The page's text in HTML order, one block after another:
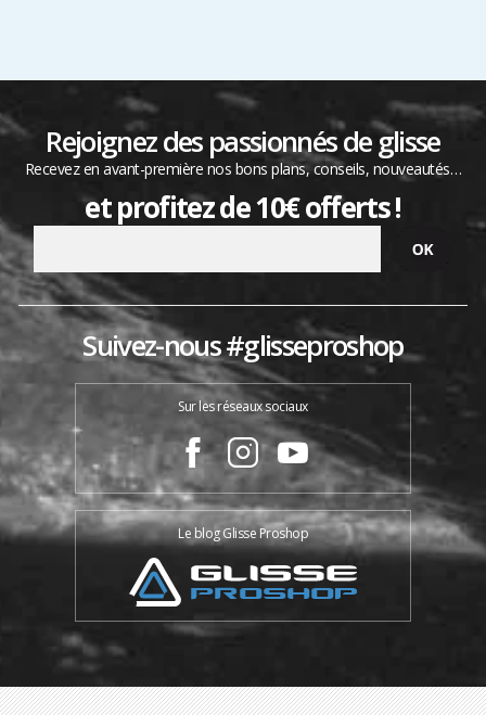
Rejoignez des passionnés de glisse
Recevez en avant-première nos bons plans, conseils, nouveautés…
et profitez de 10€ offerts !
Suivez-nous #glisseproshop
Sur les réseaux sociaux
Le blog Glisse Proshop